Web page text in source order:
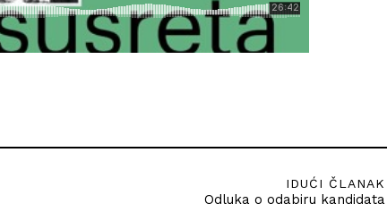
IDUĆI ČLANAK
Odluka o odabiru kandidata